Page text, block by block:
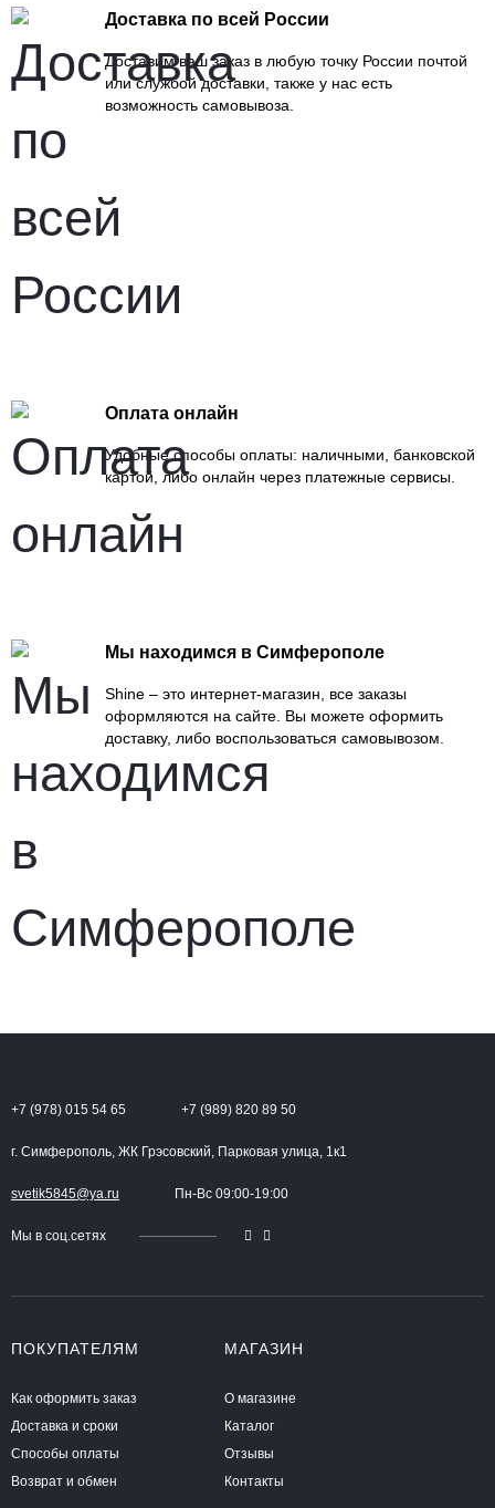
Доставка по всей России
Доставим ваш заказ в любую точку России почтой
или службой доставки, также у нас есть
возможность самовывоза.
Оплата онлайн
Удобные способы оплаты: наличными, банковской
картой, либо онлайн через платежные сервисы.
Мы находимся в Симферополе
Shine – это интернет-магазин, все заказы
оформляются на сайте. Вы можете оформить
доставку, либо воспользоваться самовывозом.
+7 (978) 015 54 65 +7 (989) 820 89 50
г. Симферополь, ЖК Грэсовский, Парковая улица, 1к1
svetik5845@ya.ru Пн-Вс 09:00-19:00
Мы в соц.сетях
ПОКУПАТЕЛЯМ
Как оформить заказ
Доставка и сроки
Способы оплаты
Возврат и обмен
МАГАЗИН
О магазине
Каталог
Отзывы
Контакты